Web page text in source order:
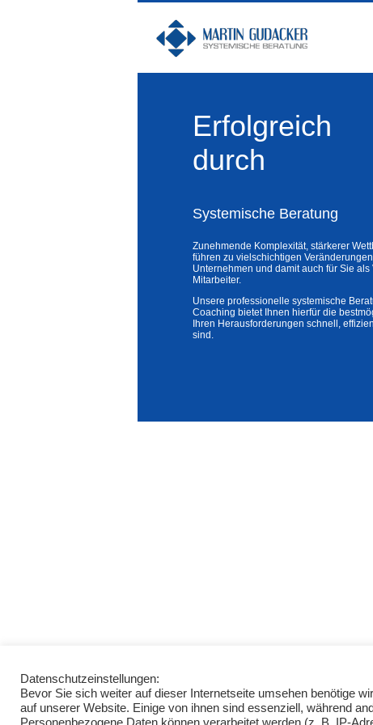
Erfolgreich
durch
Systemische Beratung
Zunehmende Komplexität, stärkerer
führen zu vielschichtigen
Unternehmen und damit auch für Sie
Mitarbeiter.
Unsere professionelle systemische
Coaching bietet Ihnen hierfür die
Ihren Herausforderungen schnell,
sind.
Datenschutzeinstellungen:
Bevor Sie sich weiter auf dieser Internetseite umsehen benötige
auf unserer Website. Einige von ihnen sind essenziell, während